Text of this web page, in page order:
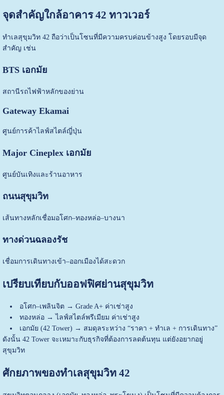
จุดสำคัญใกล้อาคาร 42 ทาวเวอร์
ทำเลสุขุมวิท 42 ถือว่าเป็นโซนที่มีความครบค่อนข้างสูง โดยรอบมีจุด
สำคัญ เช่น
BTS เอกมัย
สถานีรถไฟฟ้าหลักของย่าน
Gateway Ekamai
ศูนย์การค้าไลฟ์สไตล์ญี่ปุ่น
Major Cineplex เอกมัย
ศูนย์บันเทิงและร้านอาหาร
ถนนสุขุมวิท
เส้นทางหลักเชื่อมอโศก–ทองหล่อ–บางนา
ทางด่วนฉลองรัช
เชื่อมการเดินทางเข้า–ออกเมืองได้สะดวก
เปรียบเทียบกับออฟฟิศย่านสุขุมวิท
อโศก–เพลินจิต → Grade A+ ค่าเช่าสูง
ทองหล่อ → ไลฟ์สไตล์พรีเมียม ค่าเช่าสูง
เอกมัย (42 Tower) → สมดุลระหว่าง “ราคา + ทำเล + การเดินทาง”
ดังนั้น 42 Tower จะเหมาะกับธุรกิจที่ต้องการลดต้นทุน แต่ยังอยากอยู่
สุขุมวิท
ศักยภาพของทำเลสุขุมวิท 42